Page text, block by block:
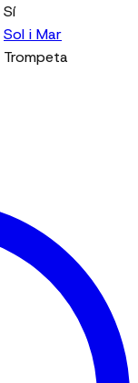
Sí
Sol i Mar
Trompeta